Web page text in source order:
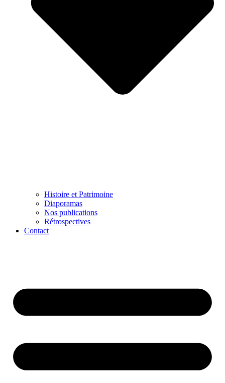
Histoire et Patrimoine
Diaporamas
Nos publications
Rétrospectives
Contact